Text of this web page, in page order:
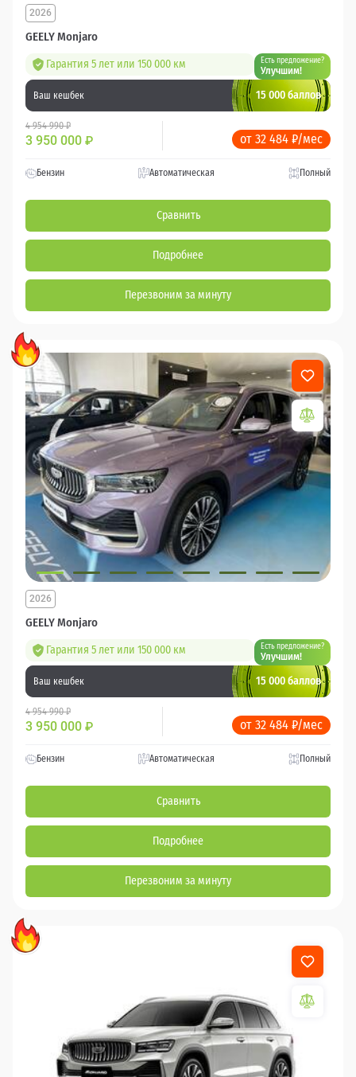
GEELY Monjaro
2026
Гарантия 5 лет или 150 000 км Есть предложение?
Улучшим!
Ваш кешбек 15 000 баллов
4 954 990 ₽
3 950 000 ₽ от 32 484 ₽/мес
Бензин Автоматическая Полный
Сравнить
Подробнее
Перезвоним за минуту
GEELY Monjaro
2026
Гарантия 5 лет или 150 000 км Есть предложение?
Улучшим!
Ваш кешбек 15 000 баллов
4 954 990 ₽
3 950 000 ₽ от 32 484 ₽/мес
Бензин Автоматическая Полный
Сравнить
Подробнее
Перезвоним за минуту